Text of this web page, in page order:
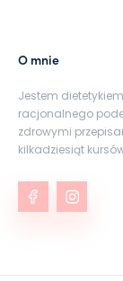
O mnie
Jestem
racjonalnego
zdrowymi
kilkadziesiąt